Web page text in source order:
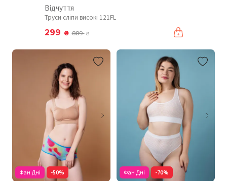
Відчуття
Труси сліпи високі 121FL
299 ₴ 889₴
Фан Дні -50% Фан Дні -70%